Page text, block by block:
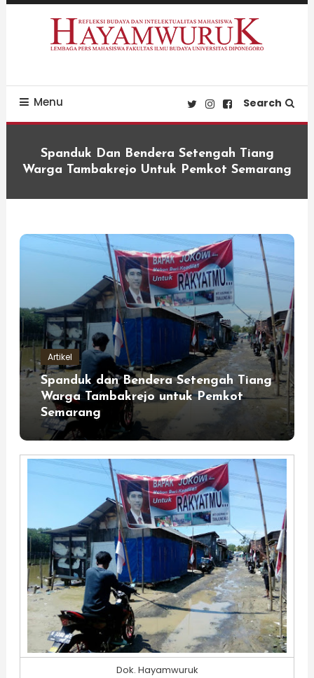
Skip
Menu Search
Spanduk Dan Bendera Setengah Tiang
Warga Tambakrejo Untuk Pemkot Semarang
Artikel
Spanduk dan Bendera Setengah Tiang
Warga Tambakrejo untuk Pemkot
Semarang
Dok. Hayamwuruk